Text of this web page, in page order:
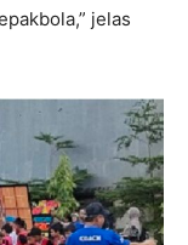
jelas